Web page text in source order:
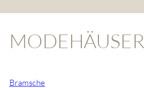
MODEHÄUSER
Bramsche